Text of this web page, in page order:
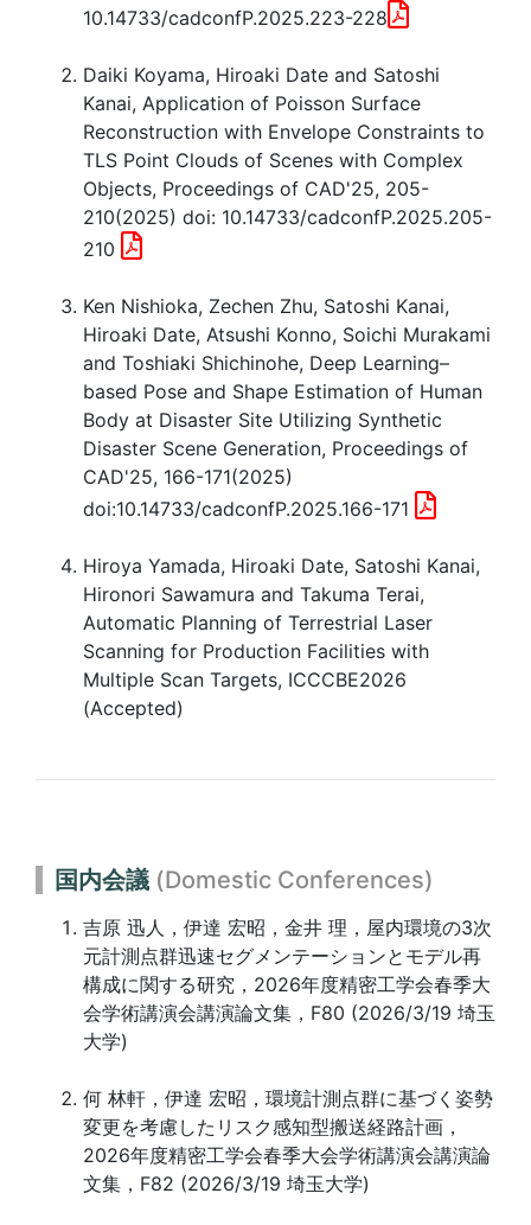
10.14733/cadconfP.2025.223-228
Daiki Koyama, Hiroaki Date and Satoshi
Kanai, Application of Poisson Surface
Reconstruction with Envelope Constraints to
TLS Point Clouds of Scenes with Complex
Objects, Proceedings of CAD'25, 205-
210(2025) doi: 10.14733/cadconfP.2025.205-
210
Ken Nishioka, Zechen Zhu, Satoshi Kanai,
Hiroaki Date, Atsushi Konno, Soichi Murakami
and Toshiaki Shichinohe, Deep Learning–
based Pose and Shape Estimation of Human
Body at Disaster Site Utilizing Synthetic
Disaster Scene Generation, Proceedings of
CAD'25, 166-171(2025)
doi:10.14733/cadconfP.2025.166-171
Hiroya Yamada, Hiroaki Date, Satoshi Kanai,
Hironori Sawamura and Takuma Terai,
Automatic Planning of Terrestrial Laser
Scanning for Production Facilities with
Multiple Scan Targets, ICCCBE2026
(Accepted)
国内会議 (Domestic Conferences)
吉原 迅人，伊達 宏昭，金井 理，屋内環境の3次
元計測点群迅速セグメンテーションとモデル再
構成に関する研究，2026年度精密工学会春季大
会学術講演会講演論文集，F80 (2026/3/19 埼玉
大学)
何 林軒，伊達 宏昭，環境計測点群に基づく姿勢
変更を考慮したリスク感知型搬送経路計画，
2026年度精密工学会春季大会学術講演会講演論
文集，F82 (2026/3/19 埼玉大学)